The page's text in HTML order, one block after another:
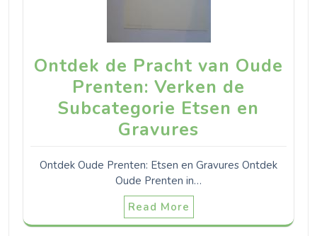
Ontdek de Pracht van Oude
Prenten: Verken de
Subcategorie Etsen en
Gravures
Ontdek Oude Prenten: Etsen en Gravures Ontdek
Oude Prenten in…
Read More